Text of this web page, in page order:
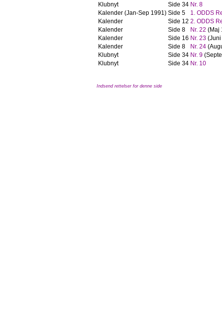
Klubnyt
Side 34 Nr. 8
Kalender (Jan-Sep 1991) Side 5
1. ODDS
Kalender
Side 12 2. ODDS
Kalender
Side 8 Nr. 22 (Maj
Kalender
Side 16 Nr. 23
Kalender
Side 8 Nr. 24
Klubnyt
Side 34 Nr. 9
Klubnyt
Side 34 Nr. 10
Indsend rettelser for denne side